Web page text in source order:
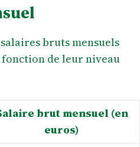
bruts mensuels
de leur niveau
brut mensuel (en
euros)